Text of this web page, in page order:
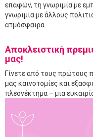
επαφών, τη γνωριμία με
γνωριμία με άλλους
ατμόσφαιρα.
Αποκλειστική
μας!
Γίνετε από τους πρώτους
μας καινοτομίες και
πλεονέκτημα – μια